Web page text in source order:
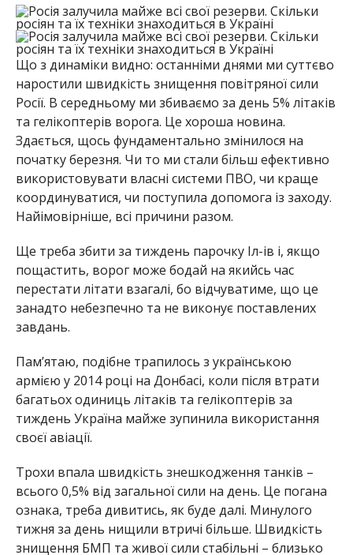
Що з динаміки видно: останніми днями ми суттєво
наростили швидкість знищення повітряної сили
Росії. В середньому ми збиваємо за день 5% літаків
та гелікоптерів ворога. Це хороша новина.
Здається, щось фундаментально змінилося на
початку березня. Чи то ми стали більш ефективно
використовувати власні системи ПВО, чи краще
координуватися, чи поступила допомога із заходу.
Найімовірніше, всі причини разом.
Ще треба збити за тиждень парочку Іл-ів і, якщо
пощастить, ворог може бодай на якийсь час
перестати літати взагалі, бо відчуватиме, що це
занадто небезпечно та не виконує поставлених
завдань.
Пам’ятаю, подібне трапилось з українською
армією у 2014 році на Донбасі, коли після втрати
багатьох одиниць літаків та гелікоптерів за
тиждень Україна майже зупинила використання
своєї авіації.
Трохи впала швидкість знешкодження танків –
всього 0,5% від загальної сили на день. Це погана
ознака, треба дивитись, як буде далі. Минулого
тижня за день нищили втричі більше. Швидкість
знищення БМП та живої сили стабільні – близько